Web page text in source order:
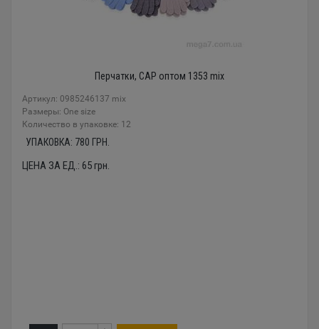
Перчатки, CAP оптом 1353 mix
Артикул: 0985246137 mix
Размеры: One size
Количество в упаковке: 12
УПАКОВКА: 780 ГРН.
ЦЕНА ЗА ЕД.: 65грн.